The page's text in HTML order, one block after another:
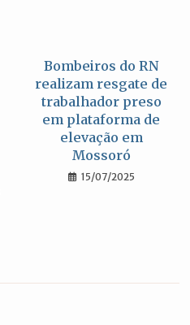
Bombeiros do RN
realizam resgate de
trabalhador preso
em plataforma de
elevação em
Mossoró
15/07/2025